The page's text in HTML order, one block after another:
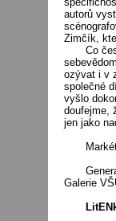
autorů
Zimčík,
Co
ozývat i v
společné
vyšlo
doufejme,
jen jako
Galerie